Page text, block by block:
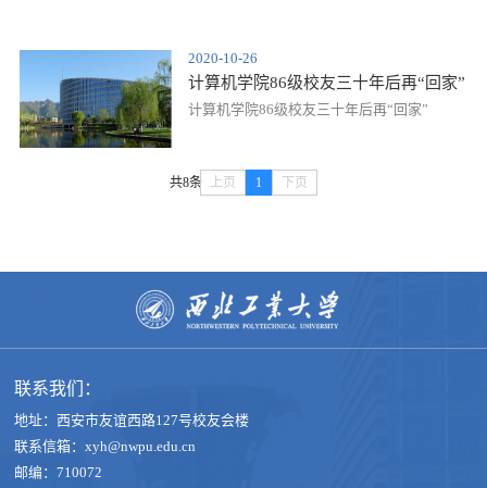
2020-10-26
计算机学院86级校友三十年后再“回家”
计算机学院86级校友三十年后再“回家”
共8条 上页 1 下页
联系我们：
地址：西安市友谊西路127号校友会楼
联系信箱：xyh@nwpu.edu.cn
邮编：710072